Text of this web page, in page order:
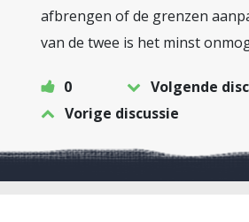
afbrengen of de grenzen
van de twee is het minst
0
Volgende
Vorige discussie